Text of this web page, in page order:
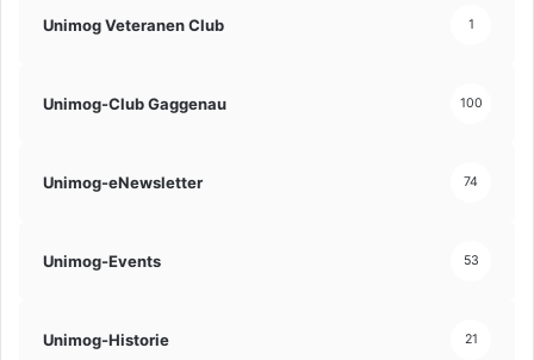
Unimog Veteranen Club 1
Unimog-Club Gaggenau 100
Unimog-eNewsletter 74
Unimog-Events 53
Unimog-Historie 21